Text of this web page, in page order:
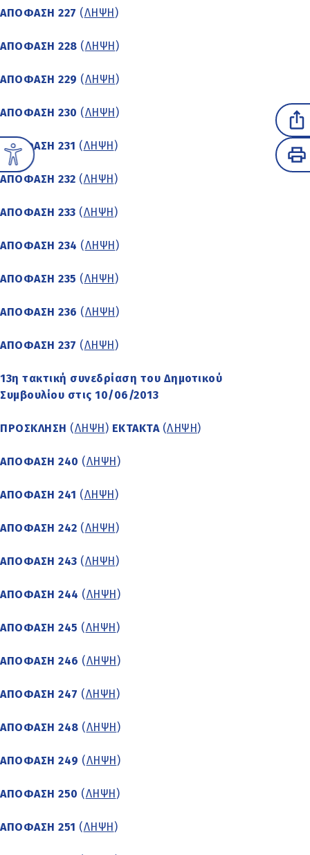
ΑΠΟΦΑΣΗ 227 (ΛΗΨΗ )
ΑΠΟΦΑΣΗ 228 (ΛΗΨΗ )
ΑΠΟΦΑΣΗ 229 (ΛΗΨΗ )
ΑΠΟΦΑΣΗ 230 (ΛΗΨΗ )
ΑΠΟΦΑΣΗ 231 (ΛΗΨΗ )
ΑΠΟΦΑΣΗ 232 (ΛΗΨΗ )
ΑΠΟΦΑΣΗ 233 (ΛΗΨΗ )
ΑΠΟΦΑΣΗ 234 (ΛΗΨΗ )
ΑΠΟΦΑΣΗ 235 (ΛΗΨΗ )
ΑΠΟΦΑΣΗ 236 (ΛΗΨΗ )
ΑΠΟΦΑΣΗ 237 (ΛΗΨΗ )
13η τακτική συνεδρίαση του Δημοτικού
Συμβουλίου στις 10/06/2013
ΠΡΟΣΚΛΗΣΗ (ΛΗΨΗ ) ΕΚΤΑΚΤΑ (ΛΗΨΗ )
ΑΠΟΦΑΣΗ 240 (ΛΗΨΗ )
ΑΠΟΦΑΣΗ 241 (ΛΗΨΗ )
ΑΠΟΦΑΣΗ 242 (ΛΗΨΗ )
ΑΠΟΦΑΣΗ 243 (ΛΗΨΗ )
ΑΠΟΦΑΣΗ 244 (ΛΗΨΗ )
ΑΠΟΦΑΣΗ 245 (ΛΗΨΗ )
ΑΠΟΦΑΣΗ 246 (ΛΗΨΗ )
ΑΠΟΦΑΣΗ 247 (ΛΗΨΗ )
ΑΠΟΦΑΣΗ 248 (ΛΗΨΗ )
ΑΠΟΦΑΣΗ 249 (ΛΗΨΗ )
ΑΠΟΦΑΣΗ 250 (ΛΗΨΗ )
ΑΠΟΦΑΣΗ 251 (ΛΗΨΗ )